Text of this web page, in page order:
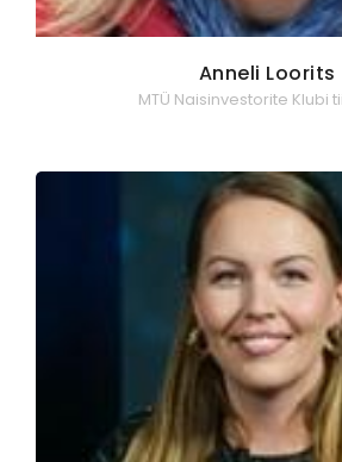
Anneli Loorits
MTÜ Naisinvestorite Klubi